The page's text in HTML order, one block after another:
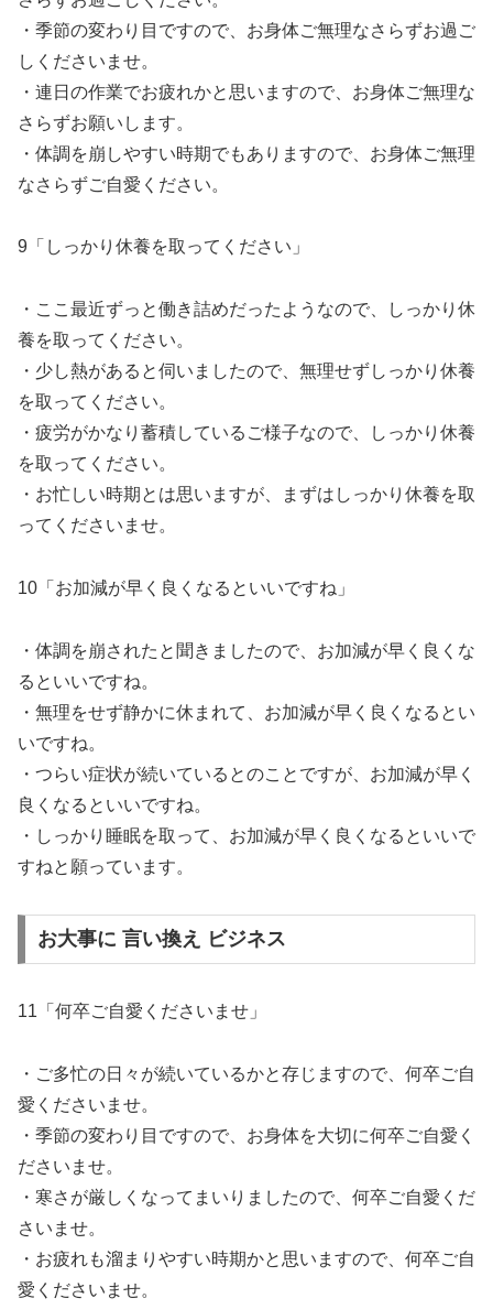
・季節の変わり目ですので、お身体ご無理なさらずお過ご
しくださいませ。
・連日の作業でお疲れかと思いますので、お身体ご無理な
さらずお願いします。
・体調を崩しやすい時期でもありますので、お身体ご無理
なさらずご自愛ください。
9「しっかり休養を取ってください」
・ここ最近ずっと働き詰めだったようなので、しっかり休
養を取ってください。
・少し熱があると伺いましたので、無理せずしっかり休養
を取ってください。
・疲労がかなり蓄積しているご様子なので、しっかり休養
を取ってください。
・お忙しい時期とは思いますが、まずはしっかり休養を取
ってくださいませ。
10「お加減が早く良くなるといいですね」
・体調を崩されたと聞きましたので、お加減が早く良くな
るといいですね。
・無理をせず静かに休まれて、お加減が早く良くなるとい
いですね。
・つらい症状が続いているとのことですが、お加減が早く
良くなるといいですね。
・しっかり睡眠を取って、お加減が早く良くなるといいで
すねと願っています。
お大事に 言い換え ビジネス
11「何卒ご自愛くださいませ」
・ご多忙の日々が続いているかと存じますので、何卒ご自
愛くださいませ。
・季節の変わり目ですので、お身体を大切に何卒ご自愛く
ださいませ。
・寒さが厳しくなってまいりましたので、何卒ご自愛くだ
さいませ。
・お疲れも溜まりやすい時期かと思いますので、何卒ご自
愛くださいませ。